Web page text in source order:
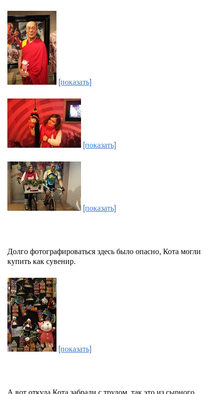
[показать]
[показать]
[показать]
Долго фотографироваться здесь было опасно, Кота могли
купить как сувенир.
[показать]